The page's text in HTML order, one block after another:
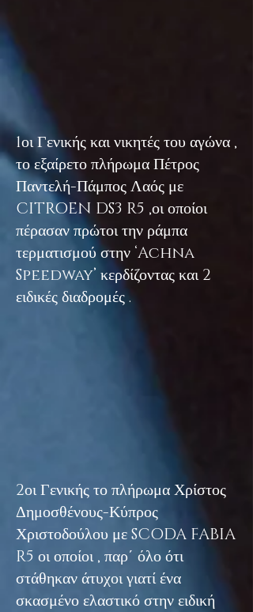
1οι Γενικής και νικητές του αγώνα ,
το εξαίρετο πλήρωμα Πέτρος
Παντελή-Πάμπος Λαός με
CITROEN DS3 R5 ,οι οποίοι
πέρασαν πρώτοι την ράμπα
τερματισμού στην ‘Achna
Speedway’ κερδίζοντας και 2
ειδικές διαδρομές .
2οι Γενικής το πλήρωμα Χρίστος
Δημοσθένους-Κύπρος
Χριστοδούλου με SCODA FABIA
R5 οι οποίοι , παρ΄ όλο ότι
στάθηκαν άτυχοι γιατί ένα
σκασμένο ελαστικό στην ειδική